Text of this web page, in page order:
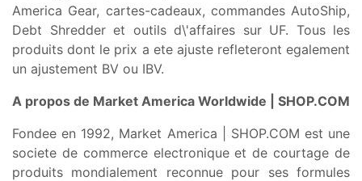
America Gear, cartes-cadeaux, commandes AutoShip,
Debt Shredder et outils d\'affaires sur UF. Tous les
produits dont le prix a ete ajuste refleteront egalement
un ajustement BV ou IBV.
A propos de Market America Worldwide | SHOP.COM
Fondee en 1992, Market America | SHOP.COM est une
societe de commerce electronique et de courtage de
produits mondialement reconnue pour ses formules